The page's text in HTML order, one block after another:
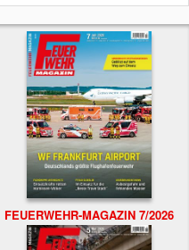
FEUERWEHR-MAGAZIN 7/2026